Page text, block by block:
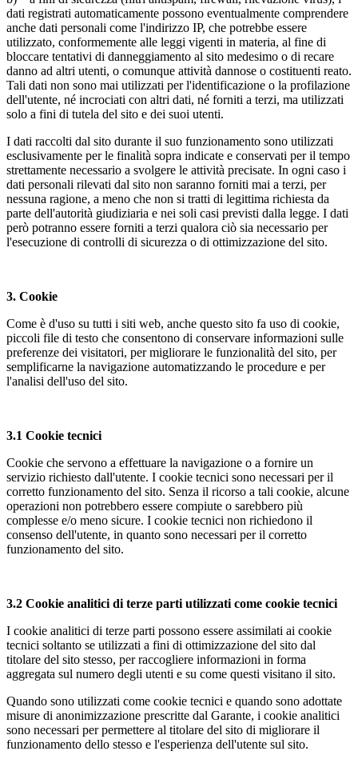
dati registrati automaticamente possono eventualmente comprendere
anche dati personali come l'indirizzo IP, che potrebbe essere
utilizzato, conformemente alle leggi vigenti in materia, al fine di
bloccare tentativi di danneggiamento al sito medesimo o di recare
danno ad altri utenti, o comunque attività dannose o costituenti reato.
Tali dati non sono mai utilizzati per l'identificazione o la profilazione
dell'utente, né incrociati con altri dati, né forniti a terzi, ma utilizzati
solo a fini di tutela del sito e dei suoi utenti.
I dati raccolti dal sito durante il suo funzionamento sono utilizzati
esclusivamente per le finalità sopra indicate e conservati per il tempo
strettamente necessario a svolgere le attività precisate. In ogni caso i
dati personali rilevati dal sito non saranno forniti mai a terzi, per
nessuna ragione, a meno che non si tratti di legittima richiesta da
parte dell'autorità giudiziaria e nei soli casi previsti dalla legge. I dati
però potranno essere forniti a terzi qualora ciò sia necessario per
l'esecuzione di controlli di sicurezza o di ottimizzazione del sito.
3. Cookie
Come è d'uso su tutti i siti web, anche questo sito fa uso di cookie,
piccoli file di testo che consentono di conservare informazioni sulle
preferenze dei visitatori, per migliorare le funzionalità del sito, per
semplificarne la navigazione automatizzando le procedure e per
l'analisi dell'uso del sito.
3.1 Cookie tecnici
Cookie che servono a effettuare la navigazione o a fornire un
servizio richiesto dall'utente. I cookie tecnici sono necessari per il
corretto funzionamento del sito. Senza il ricorso a tali cookie, alcune
operazioni non potrebbero essere compiute o sarebbero più
complesse e/o meno sicure. I cookie tecnici non richiedono il
consenso dell'utente, in quanto sono necessari per il corretto
funzionamento del sito.
3.2 Cookie analitici di terze parti utilizzati come cookie tecnici
I cookie analitici di terze parti possono essere assimilati ai cookie
tecnici soltanto se utilizzati a fini di ottimizzazione del sito dal
titolare del sito stesso, per raccogliere informazioni in forma
aggregata sul numero degli utenti e su come questi visitano il sito.
Quando sono utilizzati come cookie tecnici e quando sono adottate
misure di anonimizzazione prescritte dal Garante, i cookie analitici
sono necessari per permettere al titolare del sito di migliorare il
funzionamento dello stesso e l'esperienza dell'utente sul sito.